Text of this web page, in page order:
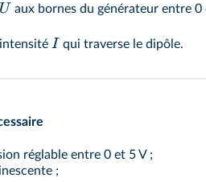
U aux bornes du générateur entre 0
I qui traverse le dipôle.
réglable entre 0 et 5 V ;
;